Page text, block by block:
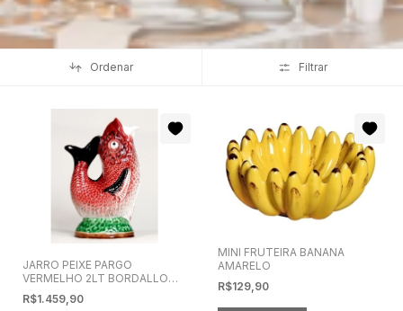
Ordenar Filtrar
JARRO PEIXE PARGO
VERMELHO 2LT BORDALLO
PINHEIRO
R$1.459,90
MINI FRUTEIRA BANANA
AMARELO
R$129,90